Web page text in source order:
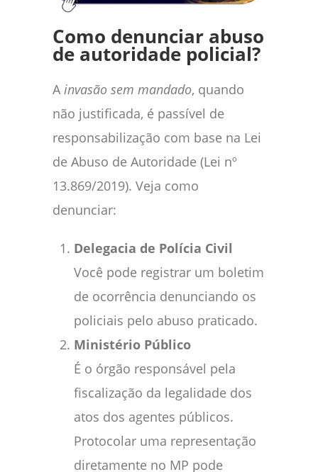
Como denunciar abuso
de autoridade policial?
Ainvasão sem mandado, quando
não justificada, é passível de
responsabilização com base na Lei
de Abuso de Autoridade (Lei nº
13.869/2019). Veja como
denunciar:
Delegacia de Polícia Civil
Você pode registrar um boletim
de ocorrência denunciando os
policiais pelo abuso praticado.
Ministério Público
É o órgão responsável pela
fiscalização da legalidade dos
atos dos agentes públicos.
Protocolar uma representação
diretamente no MP pode